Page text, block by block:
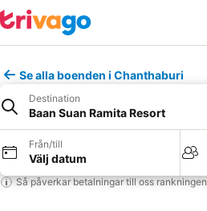
Se alla boenden i Chanthaburi
Destination
Baan Suan Ramita Resort
Från/till
Välj datum
Så påverkar betalningar till oss rankningen